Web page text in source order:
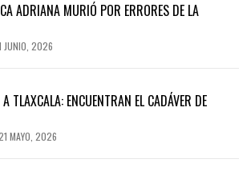
ADRIANA MURIÓ POR ERRORES DE LA
JUNIO, 2026
TLAXCALA: ENCUENTRAN EL CADÁVER DE
MAYO, 2026